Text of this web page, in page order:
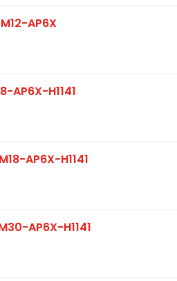
AP6X
AP6X-H1141
AP6X-H1141
AP6X-H1141